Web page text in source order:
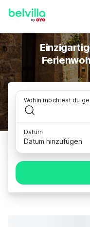
Wohin möchtest du
Datum
Datum hinzufügen